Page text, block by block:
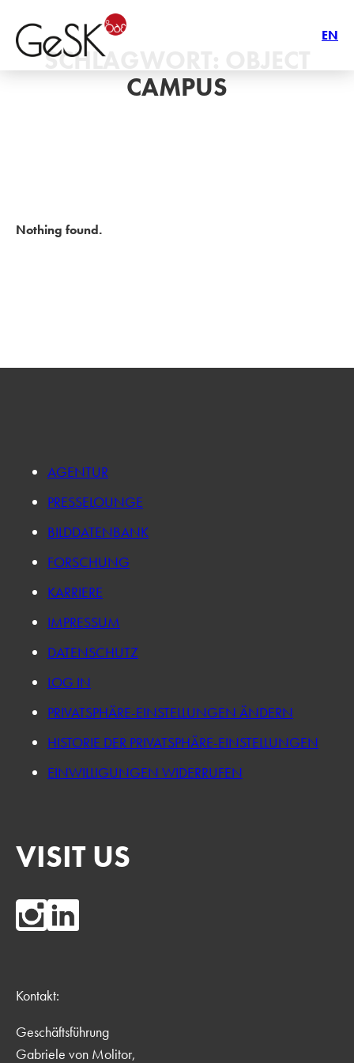
EN
SCHLAGWORT:
CAMPUS
Nothing found.
AGENTUR
PRESSELOUNGE
BILDDATENBANK
FORSCHUNG
KARRIERE
IMPRESSUM
DATENSCHUTZ
LOG IN
PRIVATSPHÄRE-EINSTELLUNGEN ÄNDERN
HISTORIE DER PRIVATSPHÄRE-EINSTELLUNGEN
EINWILLIGUNGEN WIDERRUFEN
VISIT US
Kontakt:
Geschäftsführung
Gabriele von Molitor,